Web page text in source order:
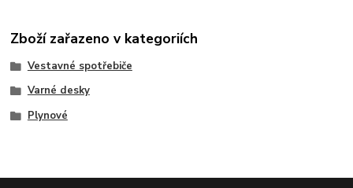
Zboží zařazeno v kategoriích
Vestavné spotřebiče
Varné desky
Plynové